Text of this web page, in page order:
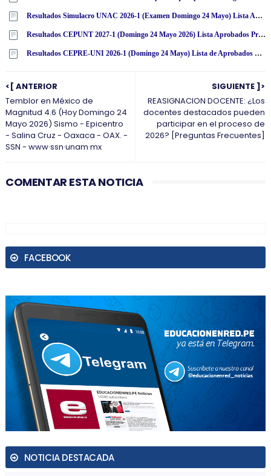
Resultados Simulacro UNAC 2026-1 (Examen Domingo 24 Mayo) Lista Aprobados - Universidad Nacional del Callao - www·unac·edu·pe
Resultados CEPUNT 2027-1 (Domingo 24 Mayo 2026) Lista Aprobados Primer Examen Sumativo - Centro de Estudios Preuniversitarios de la Universidad Nacional de Trujillo (UNT) www·cepunt·edu·pe
Resultados CEPRE-UNI 2026-1 (Domingo 24 Mayo) Lista de Aprobados Evaluación Ciclo Básico - Centro Preuniversitario - Universidad Nacional de Ingeniería - www·cepre·uni·pe | www·uni·edu·pe
SIGUIENTE ]>
REASIGNACION DOCENTE: ¿Los
docentes destacados pueden
participar en el proceso de
2026? [Preguntas Frecuentes]
<[ ANTERIOR
Temblor en México de
Magnitud 4.6 (Hoy Domingo 24
Mayo 2026) Sismo - Epicentro
- Salina Cruz - Oaxaca - OAX. -
SSN - www·ssn·unam·mx
COMENTAR ESTA NOTICIA
FACEBOOK
NOTICIA DESTACADA